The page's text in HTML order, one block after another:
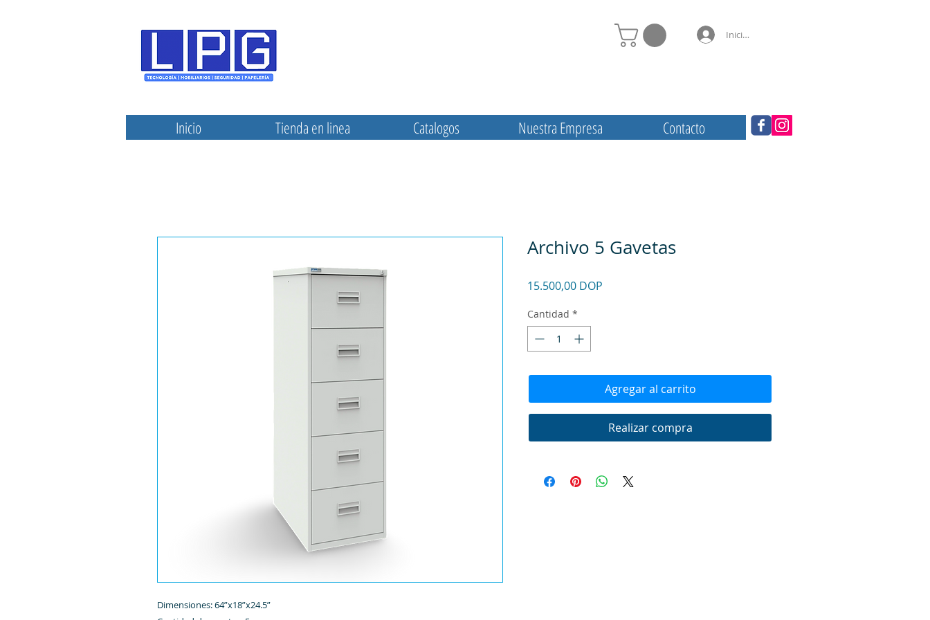
Iniciar sesión
Inicio Tienda en linea Catalogos Nuestra Empresa Contacto
Dimensiones: 64”x18”x24.5”
Archivo 5 Gavetas
15.500,00 DOP
Cantidad *
Agregar al carrito
Realizar compra